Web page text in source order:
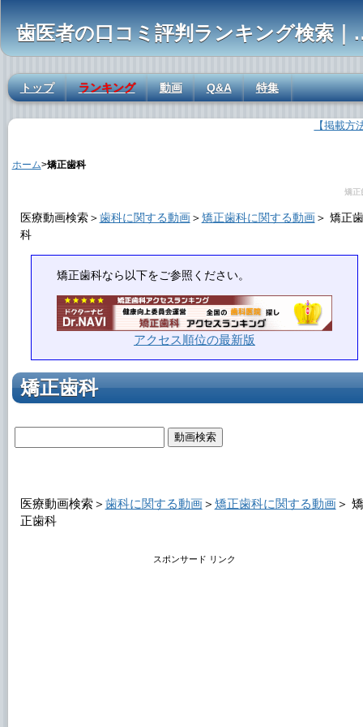
歯医者の口コ
トップ ランキング 動画 Q&A 特集
【掲載方
ホーム>矯正歯科
矯正
医療動画検索＞歯科に関する動画＞矯正歯科に関する動画＞ 矯正歯
科
矯正歯科なら以下をご参照ください。
アクセス順位の最新版
矯正歯科
医療動画検索＞ 歯科に関する動画＞ 矯正歯科に関する動画＞ 矯
正歯科
スポンサード リンク